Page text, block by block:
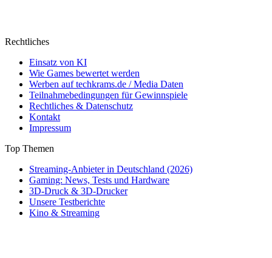
Rechtliches
Einsatz von KI
Wie Games bewertet werden
Werben auf techkrams.de / Media Daten
Teilnahmebedingungen für Gewinnspiele
Rechtliches & Datenschutz
Kontakt
Impressum
Top Themen
Streaming-Anbieter in Deutschland (2026)
Gaming: News, Tests und Hardware
3D-Druck & 3D-Drucker
Unsere Testberichte
Kino & Streaming